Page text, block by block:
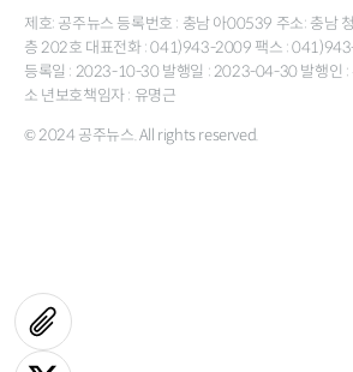
제호: 공주뉴스 등록번호 : 충남 아00539 주소: 충남
층 202호 대표전화 : 041)943-2009 팩스 :
등록일 : 2023-10-30 발행일 : 2023-04-30 발행인 :
소 년보호책임자 : 유명근
© 2024 공주뉴스. All rights reserved.